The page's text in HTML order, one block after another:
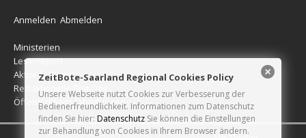
Anmelden Abmelden
Ministerien
Leserreport
Aktuelle Blitzer
Redaktionelle Beiträge
Öffentlichkeitsfahndungen
ZeitBote-Saarland Regional Cookies Policy
Unsere Webseite nutzt Cookies zur Verbesserung der
Bedienerfreundlichkeit. Informationen zum Datenschutz
finden Sie hier: Datenschutz Sie können die Einstellungen
zur Behandlung von Cookies in Ihrem Browser ändern.